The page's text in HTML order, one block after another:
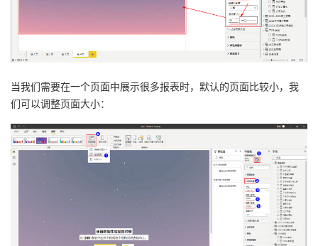
当我们需要在一个页面中展示很多报表时，默认的页面比较小，我
们可以调整页面大小：